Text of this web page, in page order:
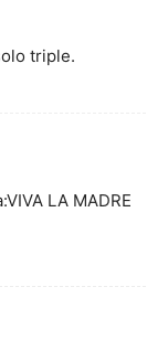
triple.
LA MADRE